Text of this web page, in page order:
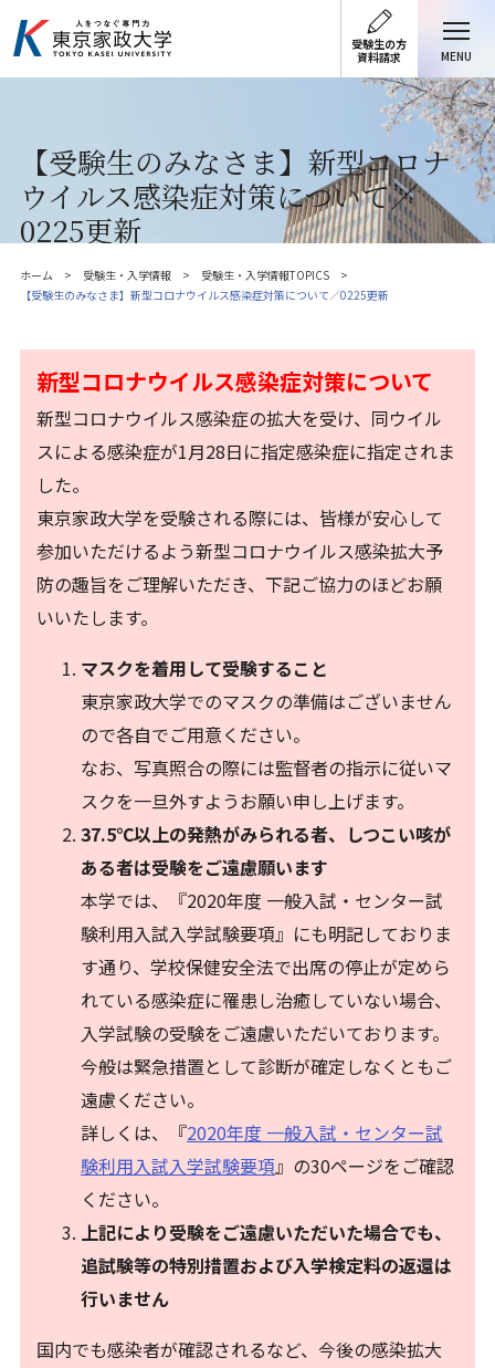
受験生の方
資料請求
MENU
【受験生のみなさま】新型コロナ
ウイルス感染症対策について／
0225更新
ホーム 受験生・入学情報
受験生・入学情報TOPICS
【受験生のみなさま】新型コロナウイルス感染症対策について／0225更新
新型コロナウイルス感染症対策について
新型コロナウイルス感染症の拡大を受け、同ウイル
スによる感染症が1月28日に指定感染症に指定されま
した。
東京家政大学を受験される際には、皆様が安心して
参加いただけるよう新型コロナウイルス感染拡大予
防の趣旨をご理解いただき、下記ご協力のほどお願
いいたします。
マスクを着用して受験すること
東京家政大学でのマスクの準備はございません
ので各自でご用意ください。
なお、写真照合の際には監督者の指示に従いマ
スクを一旦外すようお願い申し上げます。
37.5℃以上の発熱がみられる者、しつこい咳が
ある者は受験をご遠慮願います
本学では、『2020年度 一般入試・センター試
験利用入試入学試験要項』にも明記しておりま
す通り、学校保健安全法で出席の停止が定めら
れている感染症に罹患し治癒していない場合、
入学試験の受験をご遠慮いただいております。
今般は緊急措置として診断が確定しなくともご
遠慮ください。
詳しくは、『2020年度 一般入試・センター試
験利用入試入学試験要項』の30ページをご確認
ください。
上記により受験をご遠慮いただいた場合でも、
追試験等の特別措置および入学検定料の返還は
行いません
国内でも感染者が確認されるなど、今後の感染拡大